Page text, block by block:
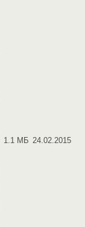
1.1 МБ 24.02.2015